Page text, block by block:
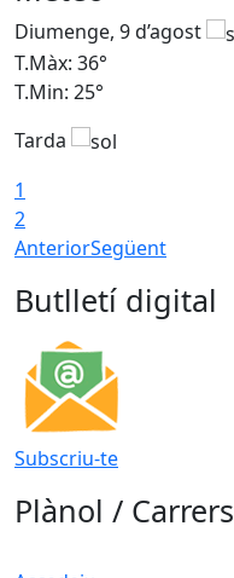
Diumenge, 9 d’agost
T.Màx: 36°
T.Min: 25°
Tarda
1
2
AnteriorSegüent
Butlletí digital
Subscriu-te
Plànol / Carrers